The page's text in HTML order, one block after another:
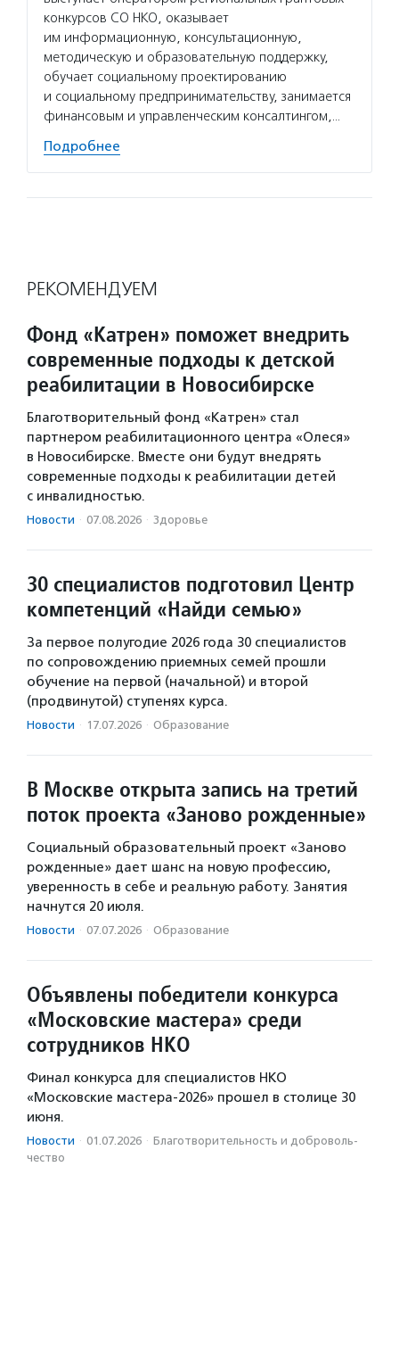
конкурсов СО НКО, оказывает
им информационную, консультационную,
методическую и образовательную поддержку,
обучает социальному проектированию
и социальному предпринимательству, занимается
финансовым и управленческим консалтингом,…
Подробнее
РЕКОМЕНДУЕМ
Фонд «Катрен» поможет внедрить
современные подходы к детской
реабилитации в Новосибирске
Благотворительный фонд «Катрен» стал
партнером реабилитационного центра «Олеся»
в Новосибирске. Вместе они будут внедрять
современные подходы к реабилитации детей
с инвалидностью.
Новости · 07.08.2026 · Здоровье
30 специалистов подготовил Центр
компетенций «Найди семью»
За первое полугодие 2026 года 30 специалистов
по сопровождению приемных семей прошли
обучение на первой (начальной) и второй
(продвинутой) ступенях курса.
Новости · 17.07.2026 · Образование
В Москве открыта запись на третий
поток проекта «Заново рожденные»
Социальный образовательный проект «Заново
рожденные» дает шанс на новую профессию,
уверенность в себе и реальную работу. Занятия
начнутся 20 июля.
Новости · 07.07.2026 · Образование
Объявлены победители конкурса
«Московские мастера» среди
сотрудников НКО
Финал конкурса для специалистов НКО
«Московские мастера-2026» прошел в столице 30
июня.
Новости · 01.07.2026 · Благотвори­тель­ность и доброволь­
чест­во